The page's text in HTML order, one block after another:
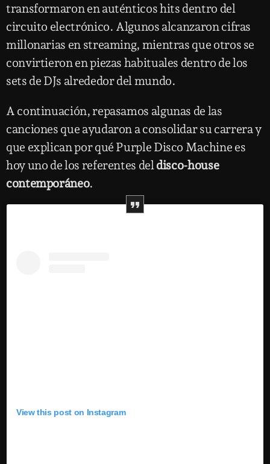
transformaron en auténticos hits dentro del
circuito electrónico. Algunos alcanzaron cifras
millonarias en streaming, mientras que otros se
convirtieron en piezas habituales dentro de los
sets de DJs alrededor del mundo.
A continuación, repasamos algunas de las
canciones que ayudaron a consolidar su carrera y
que explican por qué Purple Disco Machine es
hoy uno de los referentes deldisco-house
contemporáneo.
View this post on Instagram